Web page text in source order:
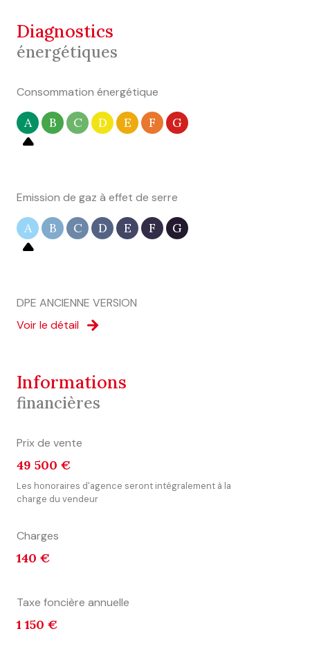
diagnostics
énergétiques
Consommation énergétique
A B C D E F G
Emission de gaz à effet de serre
A B C D E F G
DPE ANCIENNE VERSION
Voir le détail
informations
financières
Prix de vente
49 500 €
Les honoraires d'agence seront intégralement à la
charge du vendeur
Charges
140 €
Taxe foncière annuelle
1 150 €